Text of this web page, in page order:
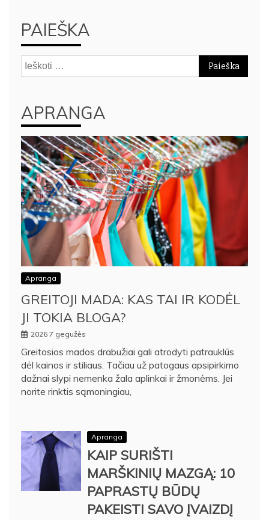
PAIEŠKA
Ieškoti:
APRANGA
Apranga
GREITOJI MADA: KAS TAI IR KODĖL
JI TOKIA BLOGA?
2026 7 gegužės
Greitosios mados drabužiai gali atrodyti patrauklūs
dėl kainos ir stiliaus. Tačiau už patogaus apsipirkimo
dažnai slypi nemenka žala aplinkai ir žmonėms. Jei
norite rinktis sąmoningiau,
Apranga
KAIP SURIŠTI
MARŠKINIŲ MAZGĄ: 10
PAPRASTŲ BŪDŲ
PAKEISTI SAVO ĮVAIZDĮ